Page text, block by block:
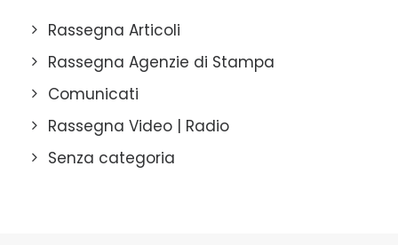
Rassegna Articoli
Rassegna Agenzie di Stampa
Comunicati
Rassegna Video | Radio
Senza categoria